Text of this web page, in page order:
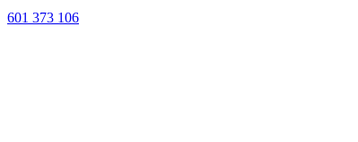
601 373 106